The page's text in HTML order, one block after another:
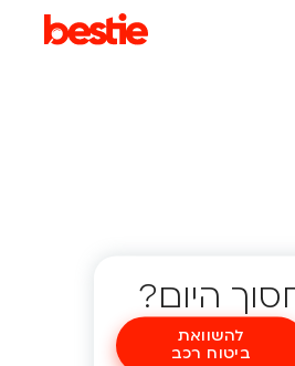
היום?
להשוואת
ביטוח רכב